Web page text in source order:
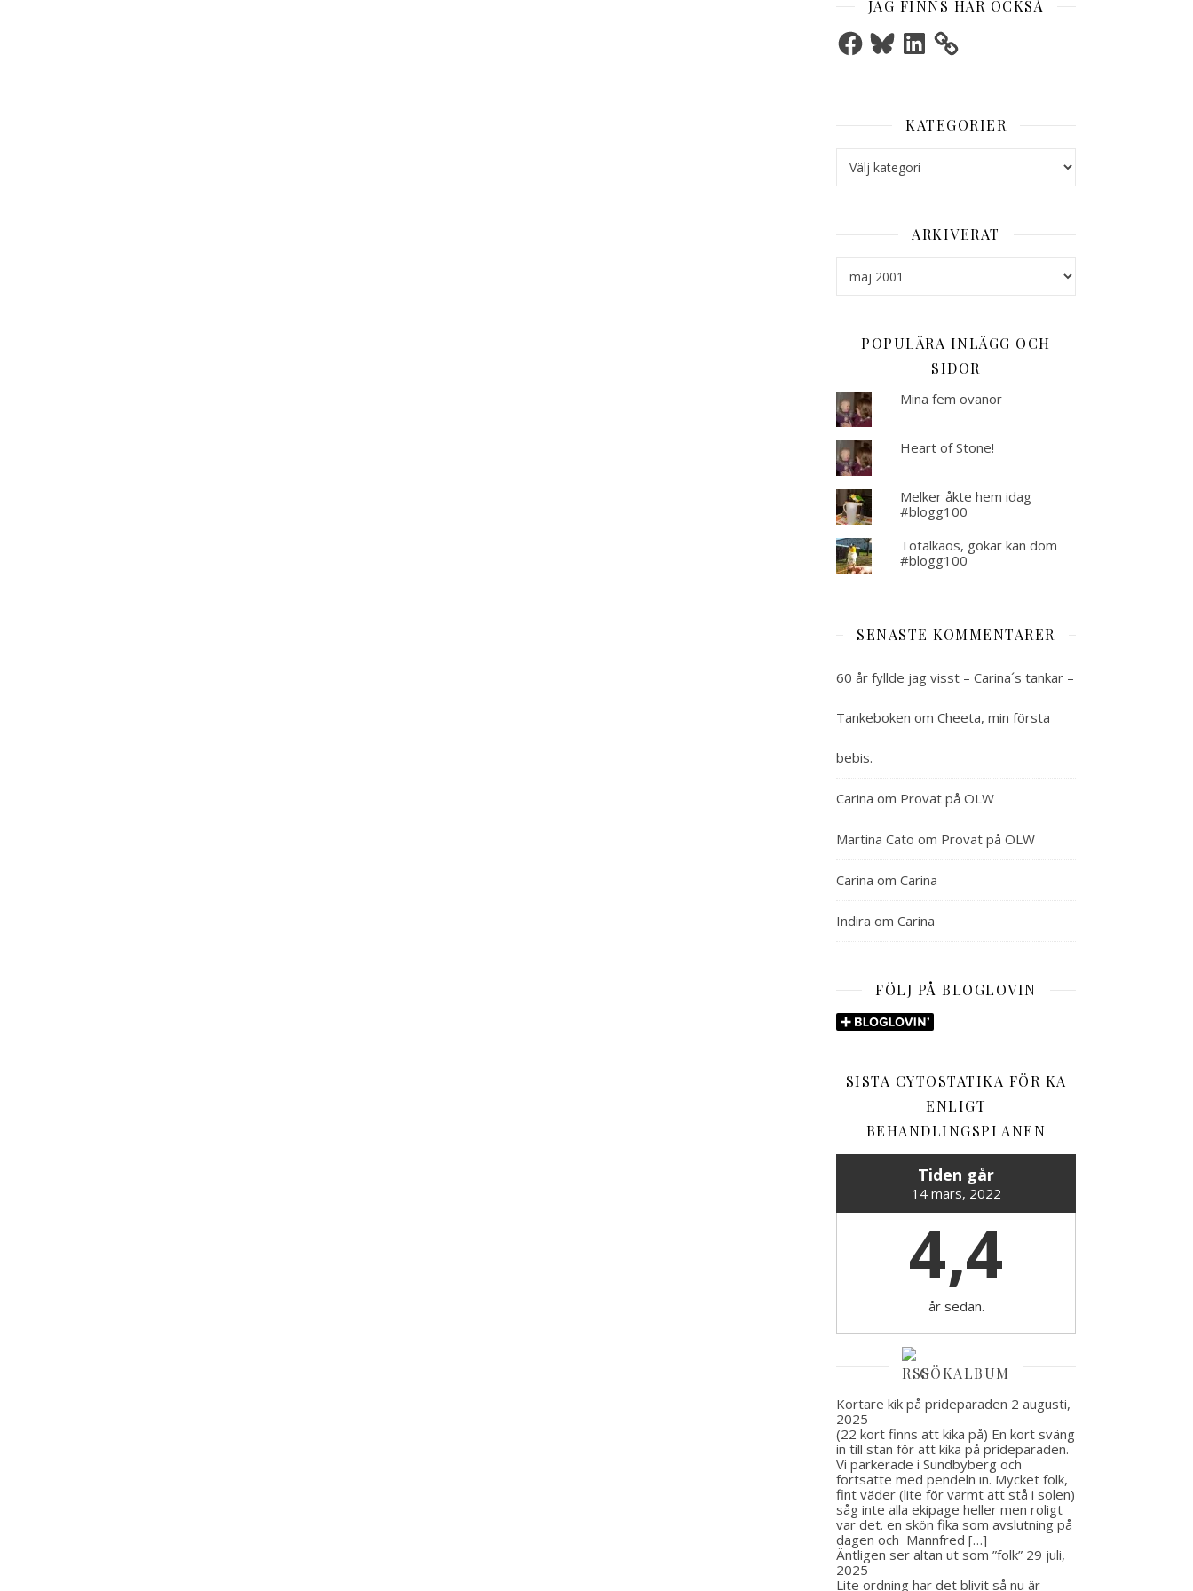
JAG FINNS HÄR OCKSÅ
FacebookBlueskyLinkedIn
KATEGORIER
ARKIVERAT
POPULÄRA INLÄGG OCH
SIDOR
Mina fem ovanor
Heart of Stone!
Melker åkte hem idag
#blogg100
Totalkaos, gökar kan dom
#blogg100
SENASTE KOMMENTARER
60 år fyllde jag visst – Carina´s tankar –
Tankeboken om Cheeta, min första
bebis.
Carina om Provat på OLW
Martina Cato om Provat på OLW
Carina om Carina
Indira om Carina
FÖLJ PÅ BLOGLOVIN
SISTA CYTOSTATIKA FÖR KA
ENLIGT
BEHANDLINGSPLANEN
Tiden går
14 mars, 2022
4,4
år sedan.
GÖKALBUM
Kortare kik på prideparaden 2 augusti,
2025
(22 kort finns att kika på) En kort sväng
in till stan för att kika på prideparaden.
Vi parkerade i Sundbyberg och
fortsatte med pendeln in. Mycket folk,
fint väder (lite för varmt att stå i solen)
såg inte alla ekipage heller men roligt
var det. en skön fika som avslutning på
dagen och Mannfred […]
Äntligen ser altan ut som ”folk” 29 juli,
2025
Lite ordning har det blivit så nu är